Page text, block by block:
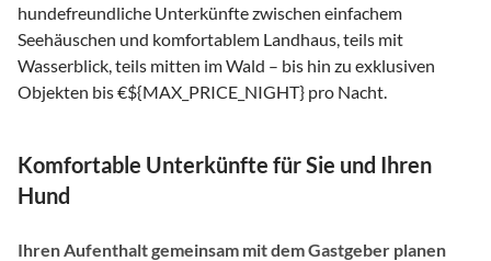
hundefreundliche Unterkünfte zwischen einfachem
Seehäuschen und komfortablem Landhaus, teils mit
Wasserblick, teils mitten im Wald – bis hin zu exklusiven
Objekten bis €${MAX_PRICE_NIGHT} pro Nacht.
Komfortable Unterkünfte für Sie und Ihren
Hund
Ihren Aufenthalt gemeinsam mit dem Gastgeber planen